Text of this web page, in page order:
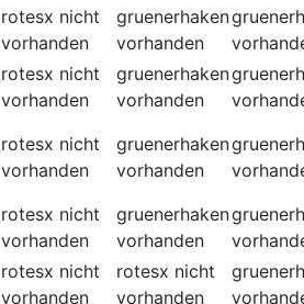
rotesx nicht
vorhanden
gruenerhaken
vorhanden
rotesx nicht
vorhanden
gruenerhaken
vorhanden
rotesx nicht
vorhanden
gruenerhaken
vorhanden
rotesx nicht
vorhanden
gruenerhaken
vorhanden
rotesx nicht
vorhanden
rotesx nicht
vorhanden